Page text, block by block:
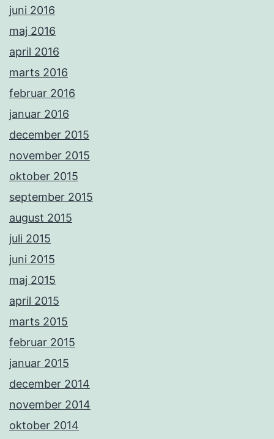
juni 2016
maj 2016
april 2016
marts 2016
februar 2016
januar 2016
december 2015
november 2015
oktober 2015
september 2015
august 2015
juli 2015
juni 2015
maj 2015
april 2015
marts 2015
februar 2015
januar 2015
december 2014
november 2014
oktober 2014